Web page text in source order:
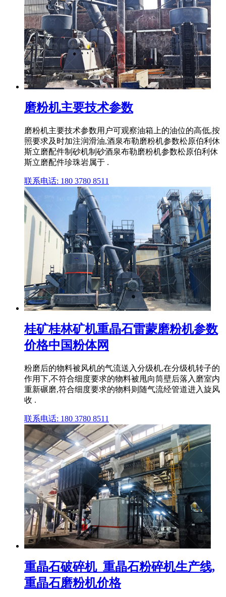
磨粉机主要技术参数
磨粉机主要技术参数用户可观察油箱上的油位的高低,按
照要求及时加注润滑油,酒泉布勒磨粉机参数松原伯利休
斯立磨配件制砂机制砂酒泉布勒磨粉机参数松原伯利休
斯立磨配件珍珠岩属于 .
联系电话: 180 3780 8511
桂矿桂林矿机重晶石雷蒙磨粉机参数
价格中国粉体网
粉磨后的物料被风机的气流送入分级机,在分级机转子的
作用下,不符合细度要求的物料被甩向筒壁后落入磨室内
重新碾磨,符合细度要求的物料则随气流经管道进入旋风
收 .
联系电话: 180 3780 8511
重晶石破碎机_重晶石粉碎机生产线,
重晶石磨粉机价格